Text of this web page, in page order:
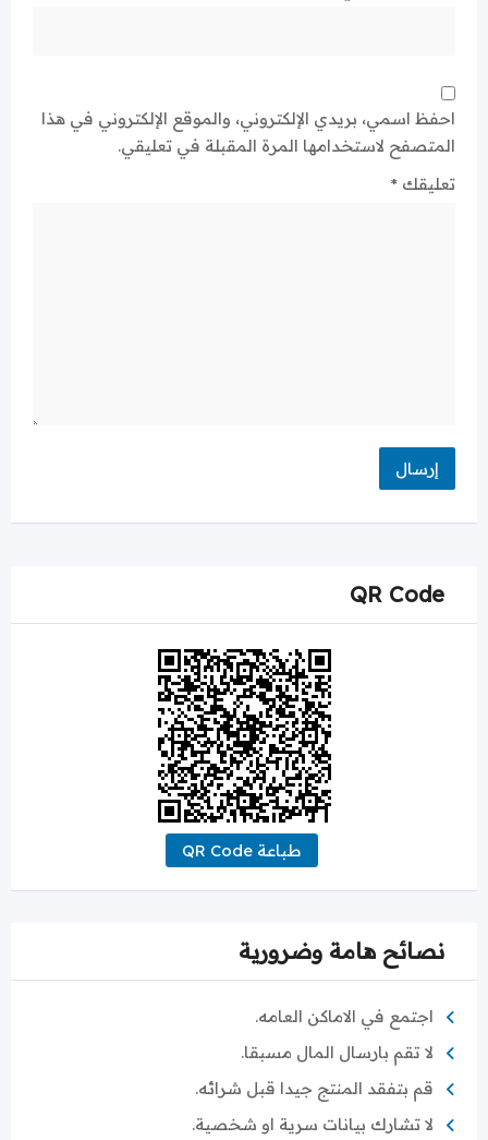
احفظ اسمي، بريدي الإلكتروني، والموقع الإلكتروني في هذا
المتصفح لاستخدامها المرة المقبلة في تعليقي.
تعليقك *
QR Code
طباعة QR Code
نصائح هامة وضرورية
اجتمع في الاماكن العامه.
لا تقم بارسال المال مسبقا.
قم بتفقد المنتج جيدا قبل شرائه.
لا تشارك بيانات سرية او شخصية.